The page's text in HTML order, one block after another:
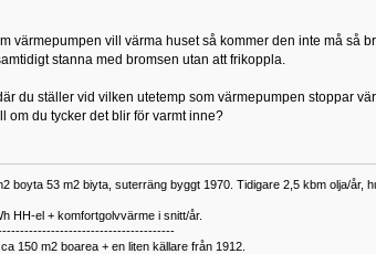
värmepumpen vill värma huset så kommer den inte må så
stanna med bromsen utan att frikoppla.
du ställer vid vilken utetemp som värmepumpen stoppar
om du tycker det blir för varmt inne?
boyta 53 m2 biyta, suterräng byggt 1970. Tidigare 2,5 kbm olja/år,
HH-el + komfortgolvvärme i snitt/år.
150 m2 boarea + en liten källare från 1912.